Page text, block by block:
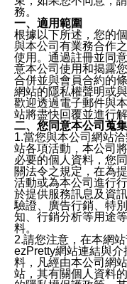
務。
一、適用範圍
根據以下所述，您的
與本公司有業務合作
使用。通過註冊並同
意本公司使用和揭露
合併並與會員合約的
網站的隱私權聲明或
歡迎透過電子郵件與
站將盡快回覆並進行解
二、您同意本公司蒐
1.當您與本公司網站
站各項活動，本公司
必要的個人資料，您
關法令之規定，在為
活動或為本公司進行
於提供服務訊息及資
驗證、廣告行銷、特
知、行銷分析等用途
料。
2.請您注意，在本網
ezPretty網站連結與
料，凡經由本公司網
站，其有關個人資料